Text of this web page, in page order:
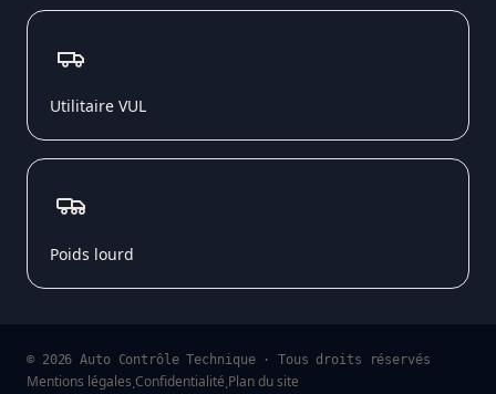
Utilitaire VUL
Poids lourd
© 2026 Auto Contrôle Technique · Tous droits réservés
Mentions légales·Confidentialité·Plan du site